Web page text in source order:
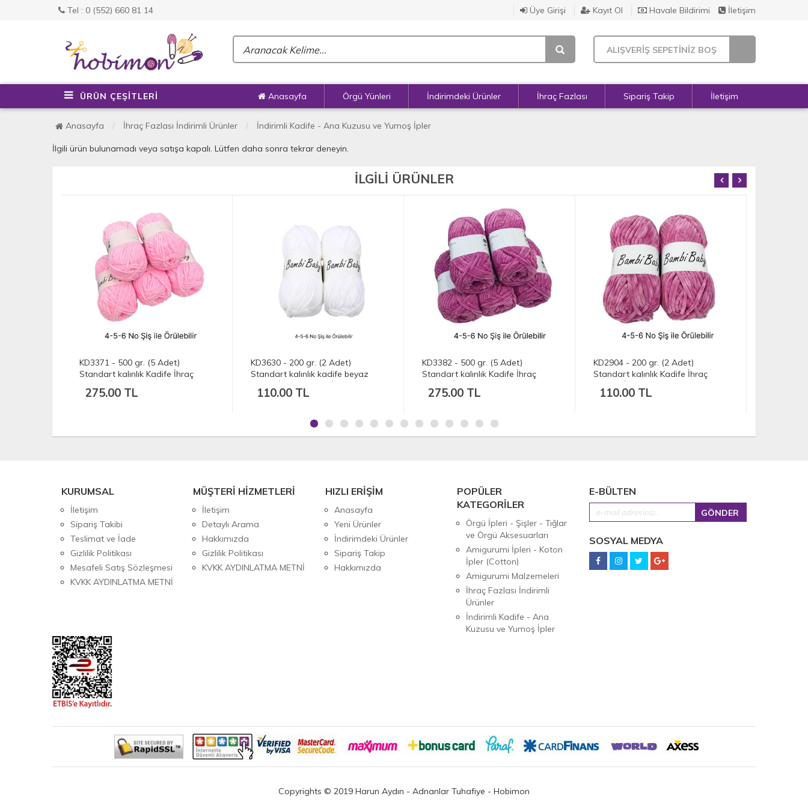
Tel : 0 (552) 660 81 14 Üye Girişi Kayıt Ol Havale Bildirimi İletişim
ALIŞVERİŞ SEPETİNİZ BOŞ
ÜRÜN ÇEŞİTLERİ Anasayfa Örgü Yünleri İndirimdeki Ürünler İhraç Fazlası Sipariş Takip İletişim
Anasayfa İhraç Fazlası İndirimli Ürünler İndirimli Kadife - Ana Kuzusu ve Yumoş İpler
İlgili ürün bulunamadı veya satışa kapalı. Lütfen daha sonra tekrar deneyin.
İLGİLİ ÜRÜNLER
KD3371 - 500 gr. (5 Adet)
Standart kalınlık Kadife İhraç
275.00 TL
KD3630 - 200 gr. (2 Adet)
Standart kalınlık kadife beyaz
110.00 TL
KD3382 - 500 gr. (5 Adet)
Standart kalınlık Kadife İhraç
275.00 TL
KD2904 - 200 gr. (2 Adet)
Standart kalınlık Kadife İhraç
110.00 TL
KURUMSAL
İletişim
Sipariş Takibi
Teslimat ve İade
Gizlilik Politikası
Mesafeli Satış Sözleşmesi
KVKK AYDINLATMA METNİ
MÜŞTERİ HİZMETLERİ
İletişim
Detaylı Arama
Hakkımızda
Gizlilik Politikası
KVKK AYDINLATMA METNİ
HIZLI ERİŞİM
Anasayfa
Yeni Ürünler
İndirimdeki Ürünler
Sipariş Takip
Hakkımızda
POPÜLER
KATEGORİLER
Örgü İpleri - Şişler - Tığlar
ve Örgü Aksesuarları
Amigurumi İpleri - Koton
İpler (Cotton)
Amigurumi Malzemeleri
İhraç Fazlası İndirimli
Ürünler
İndirimli Kadife - Ana
Kuzusu ve Yumoş İpler
E-BÜLTEN
SOSYAL MEDYA
Copyrights © 2019 Harun Aydın - Adnanlar Tuhafiye - Hobimon